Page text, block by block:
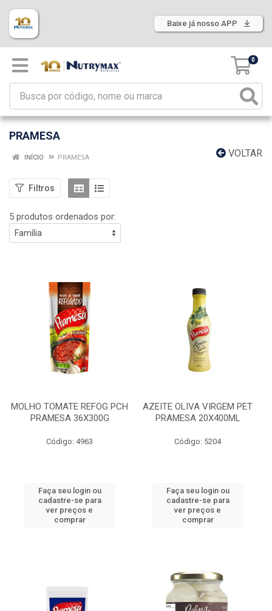
Baixe já nosso APP
0
PRAMESA
VOLTAR
INÍCIO PRAMESA
Filtros
5 produtos ordenados por:
MOLHO TOMATE REFOG PCH
PRAMESA 36X300G
Código: 4963
Faça seu login ou
cadastre-se para
ver preços e
comprar
AZEITE OLIVA VIRGEM PET
PRAMESA 20X400ML
Código: 5204
Faça seu login ou
cadastre-se para
ver preços e
comprar